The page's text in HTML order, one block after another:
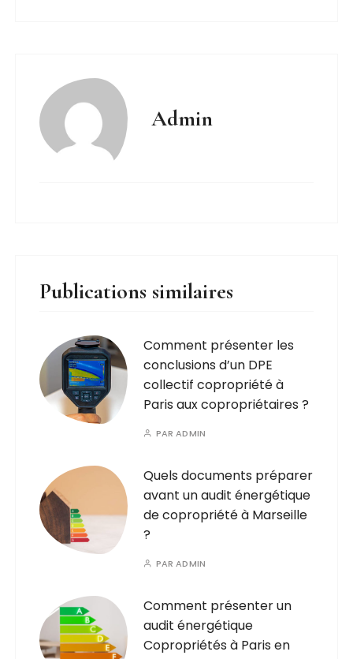
Admin
Publications similaires
Comment présenter les
conclusions d’un DPE
collectif copropriété à
Paris aux copropriétaires ?
PARADMIN
Quels documents préparer
avant un audit énergétique
de copropriété à Marseille
?
PARADMIN
Comment présenter un
audit énergétique
Copropriétés à Paris en